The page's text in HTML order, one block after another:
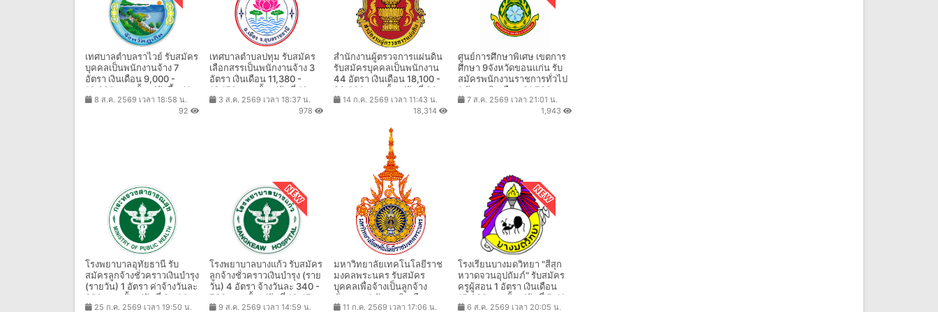
เทศบาลตําบลราไวย์ รับสมัคร
บุคคลเป็นพนักงานจ้าง 7
อัตรา เงินเดือน 9,000 -
13,920 บาท ตั้งแต่บัดนี้ - 11
ส.ค. 2569
8 ส.ค. 2569 เวลา 18:58 น.
92
เทศบาลตําบลปทุม รับสมัคร
เลือกสรรเป็นพนักงานจ้าง 3
อัตรา เงินเดือน 11,380 -
18,150 บาท ตั้งแต่วันที่ 10 -
20 ส.ค. 2569
3 ส.ค. 2569 เวลา 18:37 น.
978
สำนักงานผู้ตรวจการแผ่นดิน
รับสมัครบุคคลเป็นพนักงาน
44 อัตรา เงินเดือน 18,100 -
23,600 บาท ตั้งแต่วันที่ 20
ก.ค. - 13 ส.ค. 2569
14 ก.ค. 2569 เวลา 11:43 น.
18,314
ศูนย์การศึกษาพิเศษ เขตการ
ศึกษา 9จังหวัดขอนแก่น รับ
สมัครพนักงานราชการทั่วไป
1 อัตรา เงินเดือน 21,780 บาท
ตั้งแต่วันที่ 6-13 ส.ค. 2569
7 ส.ค. 2569 เวลา 21:01 น.
1,943
โรงพยาบาลอุทัยธานี รับ
สมัครลูกจ้างชั่วคราวเงินบำรุง
(รายวัน) 1 อัตรา ค่าจ้างวันละ
330 บาท ตั้งแต่วันที่ 3 - 14
ส.ค. 2569
25 ก.ค. 2569 เวลา 19:50 น.
โรงพยาบาลบางแก้ว รับสมัคร
ลูกจ้างชั่วคราวเงินบำรุง (ราย
วัน) 4 อัตรา จ้างวันละ 340 -
730 บาท ตั้งแต่วันที่ 10-17
ส.ค. 2569
9 ส.ค. 2569 เวลา 14:59 น.
มหาวิทยาลัยเทคโนโลยีราช
มงคลพระนคร รับสมัคร
บุคคลเพื่อจ้างเป็นลูกจ้าง
ชั่วคราว 1 อัตรา เงินเดือน
16,500 บาท ตั้งแต่วันที่ 19
11 ก.ค. 2569 เวลา 17:06 น.
โรงเรียนบางมดวิทยา "สีสุก
หวาดจวนอุปถัมภ์" รับสมัคร
ครูผู้สอน 1 อัตรา เงินเดือน
15,000บาท ตั้งแต่วันที่ 5-11
ส.ค. 2569
6 ส.ค. 2569 เวลา 20:05 น.